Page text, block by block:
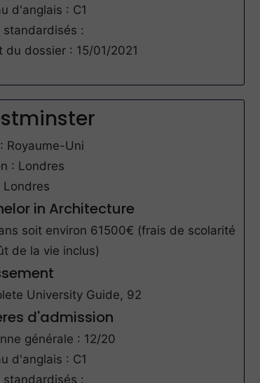
d'anglais : C1
standardisés :
du dossier : 15/01/2021
Royaume-Uni
: Londres
Londres
in Architecture
soit environ 61500€ (frais de scolarité
de la vie inclus)
University Guide, 92
d'admission
générale : 12/20
d'anglais : C1
standardisés :